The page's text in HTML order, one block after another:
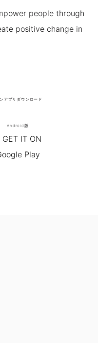
people through
positive change in
アプリ ダウンロード
Android版